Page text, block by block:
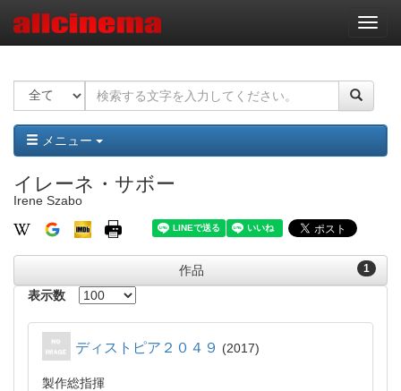
ナ
ビ
ー
ョ
ン
メニュー
イレーネ・サボー
Irene Szabo
1
作品
表示数
ディストピア２０４９ 2017
製作総指揮